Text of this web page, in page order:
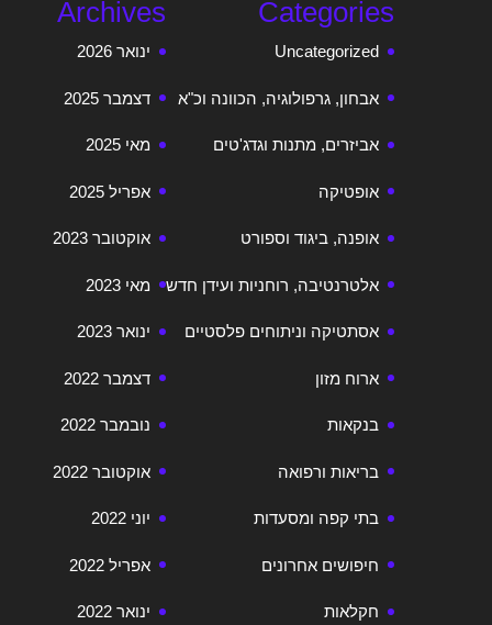
Archives
ינואר 2026
דצמבר 2025
מאי 2025
אפריל 2025
אוקטובר 2023
מאי 2023
ינואר 2023
דצמבר 2022
נובמבר 2022
אוקטובר 2022
יוני 2022
אפריל 2022
ינואר 2022
Categories
Uncategorized
אבחון, גרפולוגיה, הכוונה וכ"א
אביזרים, מתנות וגדג'טים
אופטיקה
אופנה, ביגוד וספורט
אלטרנטיבה, רוחניות ועידן חדש
אסתטיקה וניתוחים פלסטיים
ארוח מזון
בנקאות
בריאות ורפואה
בתי קפה ומסעדות
חיפושים אחרונים
חקלאות